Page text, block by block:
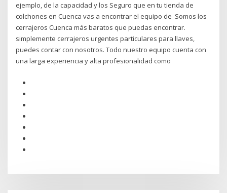
ejemplo, de la capacidad y los Seguro que en tu tienda de
colchones en Cuenca vas a encontrar el equipo de Somos los
cerrajeros Cuenca más baratos que puedas encontrar.
simplemente cerrajeros urgentes particulares para llaves,
puedes contar con nosotros. Todo nuestro equipo cuenta con
una larga experiencia y alta profesionalidad como